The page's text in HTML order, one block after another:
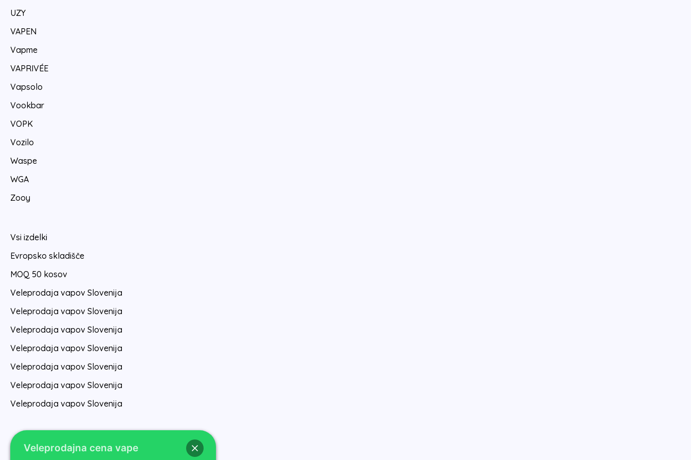
UZY
VAPEN
Vapme
VAPRIVÉE
Vapsolo
Vookbar
VOPK
Vozilo
Waspe
WGA
Zooy
Vsi izdelki
Evropsko skladišče
MOQ 50 kosov
Veleprodaja vapov Slovenija
Veleprodaja vapov Slovenija
Veleprodaja vapov Slovenija
Veleprodaja vapov Slovenija
Veleprodaja vapov Slovenija
Veleprodaja vapov Slovenija
Veleprodaja vapov Slovenija
Veleprodajna cena vape